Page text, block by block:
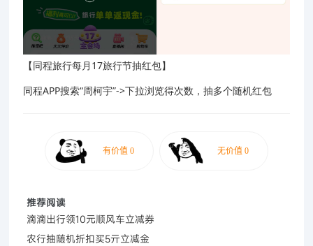
【同程旅行每月17旅行节抽红包】
同程APP搜索“周柯宇”->下拉浏览得次数，抽多个随机红包
推荐阅读
滴滴出行领10元顺风车立减券
农行抽随机折扣买5亓立减金